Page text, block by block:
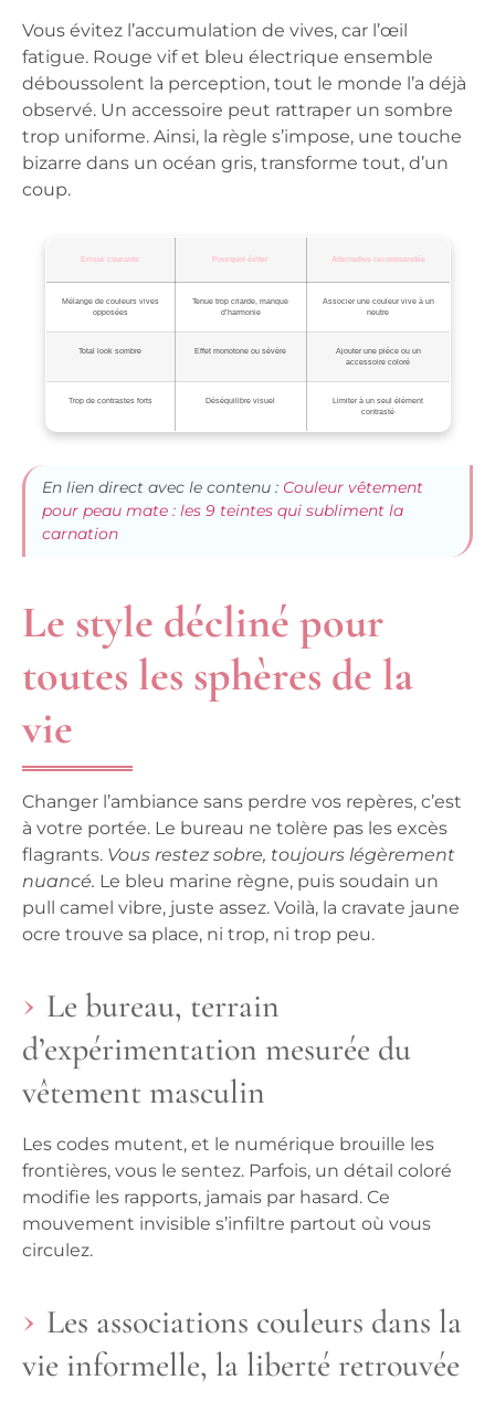
Vous évitez l’accumulation de vives, car l’œil
fatigue. Rouge vif et bleu électrique ensemble
déboussolent la perception, tout le monde l’a déjà
observé. Un accessoire peut rattraper un sombre
trop uniforme. Ainsi, la règle s’impose, une touche
bizarre dans un océan gris, transforme tout, d’un
coup.
Erreur courante Pourquoi éviter Alternative recommandée
Mélange de couleurs vives
opposées
Tenue trop criarde, manque
d’harmonie
Associer une couleur vive à un
neutre
Total look sombre Effet monotone ou sévère
Ajouter une pièce ou un
accessoire coloré
Trop de contrastes forts Déséquilibre visuel
Limiter à un seul élément
contrasté
En lien direct avec le contenu : Couleur vêtement
pour peau mate : les 9 teintes qui subliment la
carnation
Le style décliné pour
toutes les sphères de la
vie
Changer l’ambiance sans perdre vos repères, c’est
à votre portée. Le bureau ne tolère pas les excès
flagrants. Vous restez sobre, toujours légèrement
nuancé. Le bleu marine règne, puis soudain un
pull camel vibre, juste assez. Voilà, la cravate jaune
ocre trouve sa place, ni trop, ni trop peu.
Le bureau, terrain
d’expérimentation mesurée du
vêtement masculin
Les codes mutent, et le numérique brouille les
frontières, vous le sentez. Parfois, un détail coloré
modifie les rapports, jamais par hasard. Ce
mouvement invisible s’infiltre partout où vous
circulez.
Les associations couleurs dans la
vie informelle, la liberté retrouvée